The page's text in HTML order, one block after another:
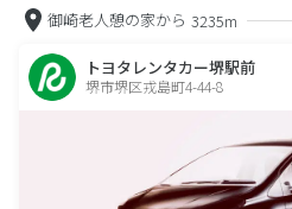
御崎老人憩の家から 3235m
トヨタレンタカー堺駅前
堺市堺区戎島町4-44-8